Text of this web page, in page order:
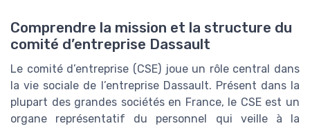
Comprendre la mission et la structure du
comité d’entreprise Dassault
Le comité d’entreprise (CSE) joue un rôle central dans
la vie sociale de l’entreprise Dassault. Présent dans la
plupart des grandes sociétés en France, le CSE est un
organe représentatif du personnel qui veille à la